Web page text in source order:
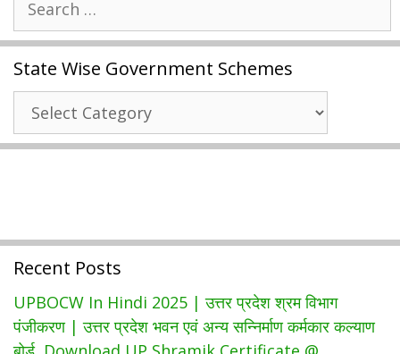
बीज
अनुदान
ऑनलाइन
आवेदन
|
बिहार
|
Download
App
&
for:
State Wise Government Schemes
State
Wise
Government
Recent Posts
UPBOCW In Hindi 2025 | उत्तर प्रदेश श्रम विभाग
पंजीकरण | उत्तर प्रदेश भवन एवं अन्य सन्निर्माण कर्मकार कल्याण